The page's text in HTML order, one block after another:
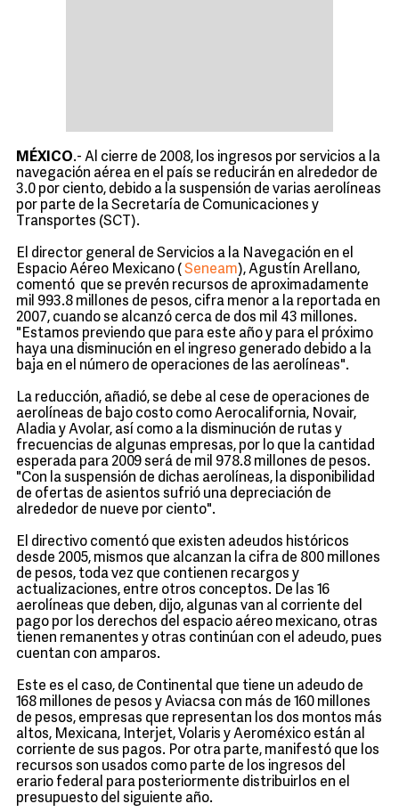
MÉXICO.- Al cierre de 2008, los ingresos por servicios a la
navegación aérea en el país se reducirán en alrededor de
3.0 por ciento, debido a la suspensión de varias aerolíneas
por parte de la Secretaría de Comunicaciones y
Transportes (SCT).
El director general de Servicios a la Navegación en el
Espacio Aéreo Mexicano ( Seneam), Agustín Arellano,
comentó que se prevén recursos de aproximadamente
mil 993.8 millones de pesos, cifra menor a la reportada en
2007, cuando se alcanzó cerca de dos mil 43 millones.
"Estamos previendo que para este año y para el próximo
haya una disminución en el ingreso generado debido a la
baja en el número de operaciones de las aerolíneas".
La reducción, añadió, se debe al cese de operaciones de
aerolíneas de bajo costo como Aerocalifornia, Novair,
Aladia y Avolar, así como a la disminución de rutas y
frecuencias de algunas empresas, por lo que la cantidad
esperada para 2009 será de mil 978.8 millones de pesos.
"Con la suspensión de dichas aerolíneas, la disponibilidad
de ofertas de asientos sufrió una depreciación de
alrededor de nueve por ciento".
El directivo comentó que existen adeudos históricos
desde 2005, mismos que alcanzan la cifra de 800 millones
de pesos, toda vez que contienen recargos y
actualizaciones, entre otros conceptos. De las 16
aerolíneas que deben, dijo, algunas van al corriente del
pago por los derechos del espacio aéreo mexicano, otras
tienen remanentes y otras continúan con el adeudo, pues
cuentan con amparos.
Este es el caso, de Continental que tiene un adeudo de
168 millones de pesos y Aviacsa con más de 160 millones
de pesos, empresas que representan los dos montos más
altos, Mexicana, Interjet, Volaris y Aeroméxico están al
corriente de sus pagos. Por otra parte, manifestó que los
recursos son usados como parte de los ingresos del
erario federal para posteriormente distribuirlos en el
presupuesto del siguiente año.